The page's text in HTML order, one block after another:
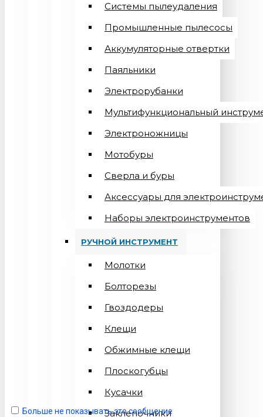
Системы пылеудаления
Промышленные пылесосы
Аккумуляторные отвертки
Паяльники
Электрорубанки
Мультифункциональный
Электроножницы
Мотобуры
Сверла и буры
Аксессуары для
Наборы электроинструментов
РУЧНОЙ ИНСТРУМЕНТ
Молотки
Болторезы
Гвоздодеры
Клещи
Обжимные клещи
Плоскогубцы
Кусачки
Заклепочники
Больше не показывать это сообщение